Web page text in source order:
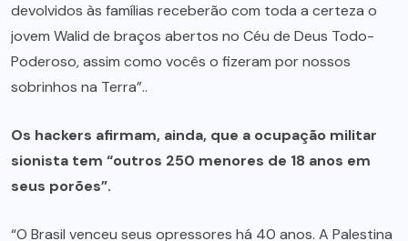
devolvidos às famílias receberão com toda a certeza o
jovem Walid de braços abertos no Céu de Deus Todo-
Poderoso, assim como vocês o fizeram por nossos
sobrinhos na Terra”..
Os hackers afirmam, ainda, que a ocupação militar
sionista tem “outros 250 menores de 18 anos em
seus porões”.
“O Brasil venceu seus opressores há 40 anos. A Palestina